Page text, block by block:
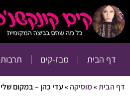
דף הבית מבז-קים תרבות
דף הבית»מוסיקה»עדי כהן – במקום שלי